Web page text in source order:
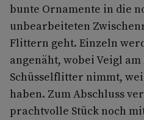
bunte Ornamente in die
unbearbeiteten
Flittern geht. Einzeln
angenäht, wobei Veigl
Schüsselflitter nimmt,
haben. Zum Abschluss
prachtvolle Stück noch